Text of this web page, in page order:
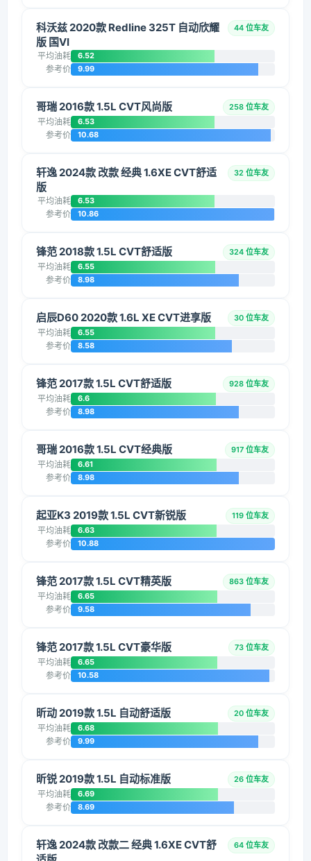
科沃兹 2020款 Redline 325T 自动欣耀
版 国VI
44 位车友
平均油耗 6.52
参考价 9.99
哥瑞 2016款 1.5L CVT风尚版 258 位车友
平均油耗 6.53
参考价 10.68
轩逸 2024款 改款 经典 1.6XE CVT舒适
版
32 位车友
平均油耗 6.53
参考价 10.86
锋范 2018款 1.5L CVT舒适版 324 位车友
平均油耗 6.55
参考价 8.98
启辰D60 2020款 1.6L XE CVT进享版 30 位车友
平均油耗 6.55
参考价 8.58
锋范 2017款 1.5L CVT舒适版 928 位车友
平均油耗 6.6
参考价 8.98
哥瑞 2016款 1.5L CVT经典版 917 位车友
平均油耗 6.61
参考价 8.98
起亚K3 2019款 1.5L CVT新锐版 119 位车友
平均油耗 6.63
参考价 10.88
锋范 2017款 1.5L CVT精英版 863 位车友
平均油耗 6.65
参考价 9.58
锋范 2017款 1.5L CVT豪华版 73 位车友
平均油耗 6.65
参考价 10.58
昕动 2019款 1.5L 自动舒适版 20 位车友
平均油耗 6.68
参考价 9.99
昕锐 2019款 1.5L 自动标准版 26 位车友
平均油耗 6.69
参考价 8.69
轩逸 2024款 改款二 经典 1.6XE CVT舒
64 位车友